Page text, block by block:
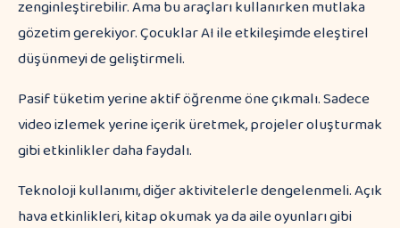
zenginleştirebilir. Ama bu araçları kullanırken mutlaka
gözetim gerekiyor. Çocuklar AI ile etkileşimde eleştirel
düşünmeyi de geliştirmeli.
Pasif tüketim yerine aktif öğrenme öne çıkmalı. Sadece
video izlemek yerine içerik üretmek, projeler oluşturmak
gibi etkinlikler daha faydalı.
Teknoloji kullanımı, diğer aktivitelerle dengelenmeli. Açık
hava etkinlikleri, kitap okumak ya da aile oyunları gibi